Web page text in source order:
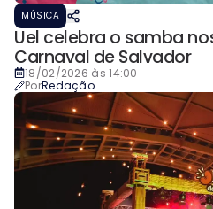
MÚSICA
Uel celebra o samba
Carnaval de Salvador
18/02/2026 às 14:00
PorRedação